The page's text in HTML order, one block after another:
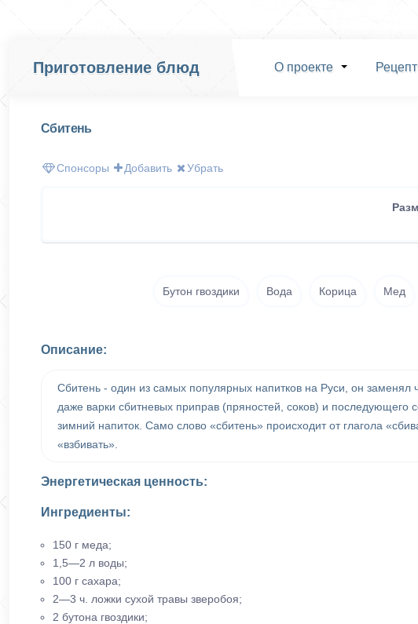
Приготовление блюд О проекте
Сбитень
Спонсоры Добавить Убрать
Бутон гвоздики Вода Корица Мед
Описание:
Сбитень - один из самых популярных напитков на Руси, он заменял
даже варки сбитневых приправ (пряностей, соков) и последующего
зимний напиток. Само слово «сбитень» происходит от глагола
«взбивать».
Энергетическая ценность:
Ингредиенты:
150 г меда;
1,5—2 л воды;
100 г сахара;
2—3 ч. ложки сухой травы зверобоя;
2 бутона гвоздики;